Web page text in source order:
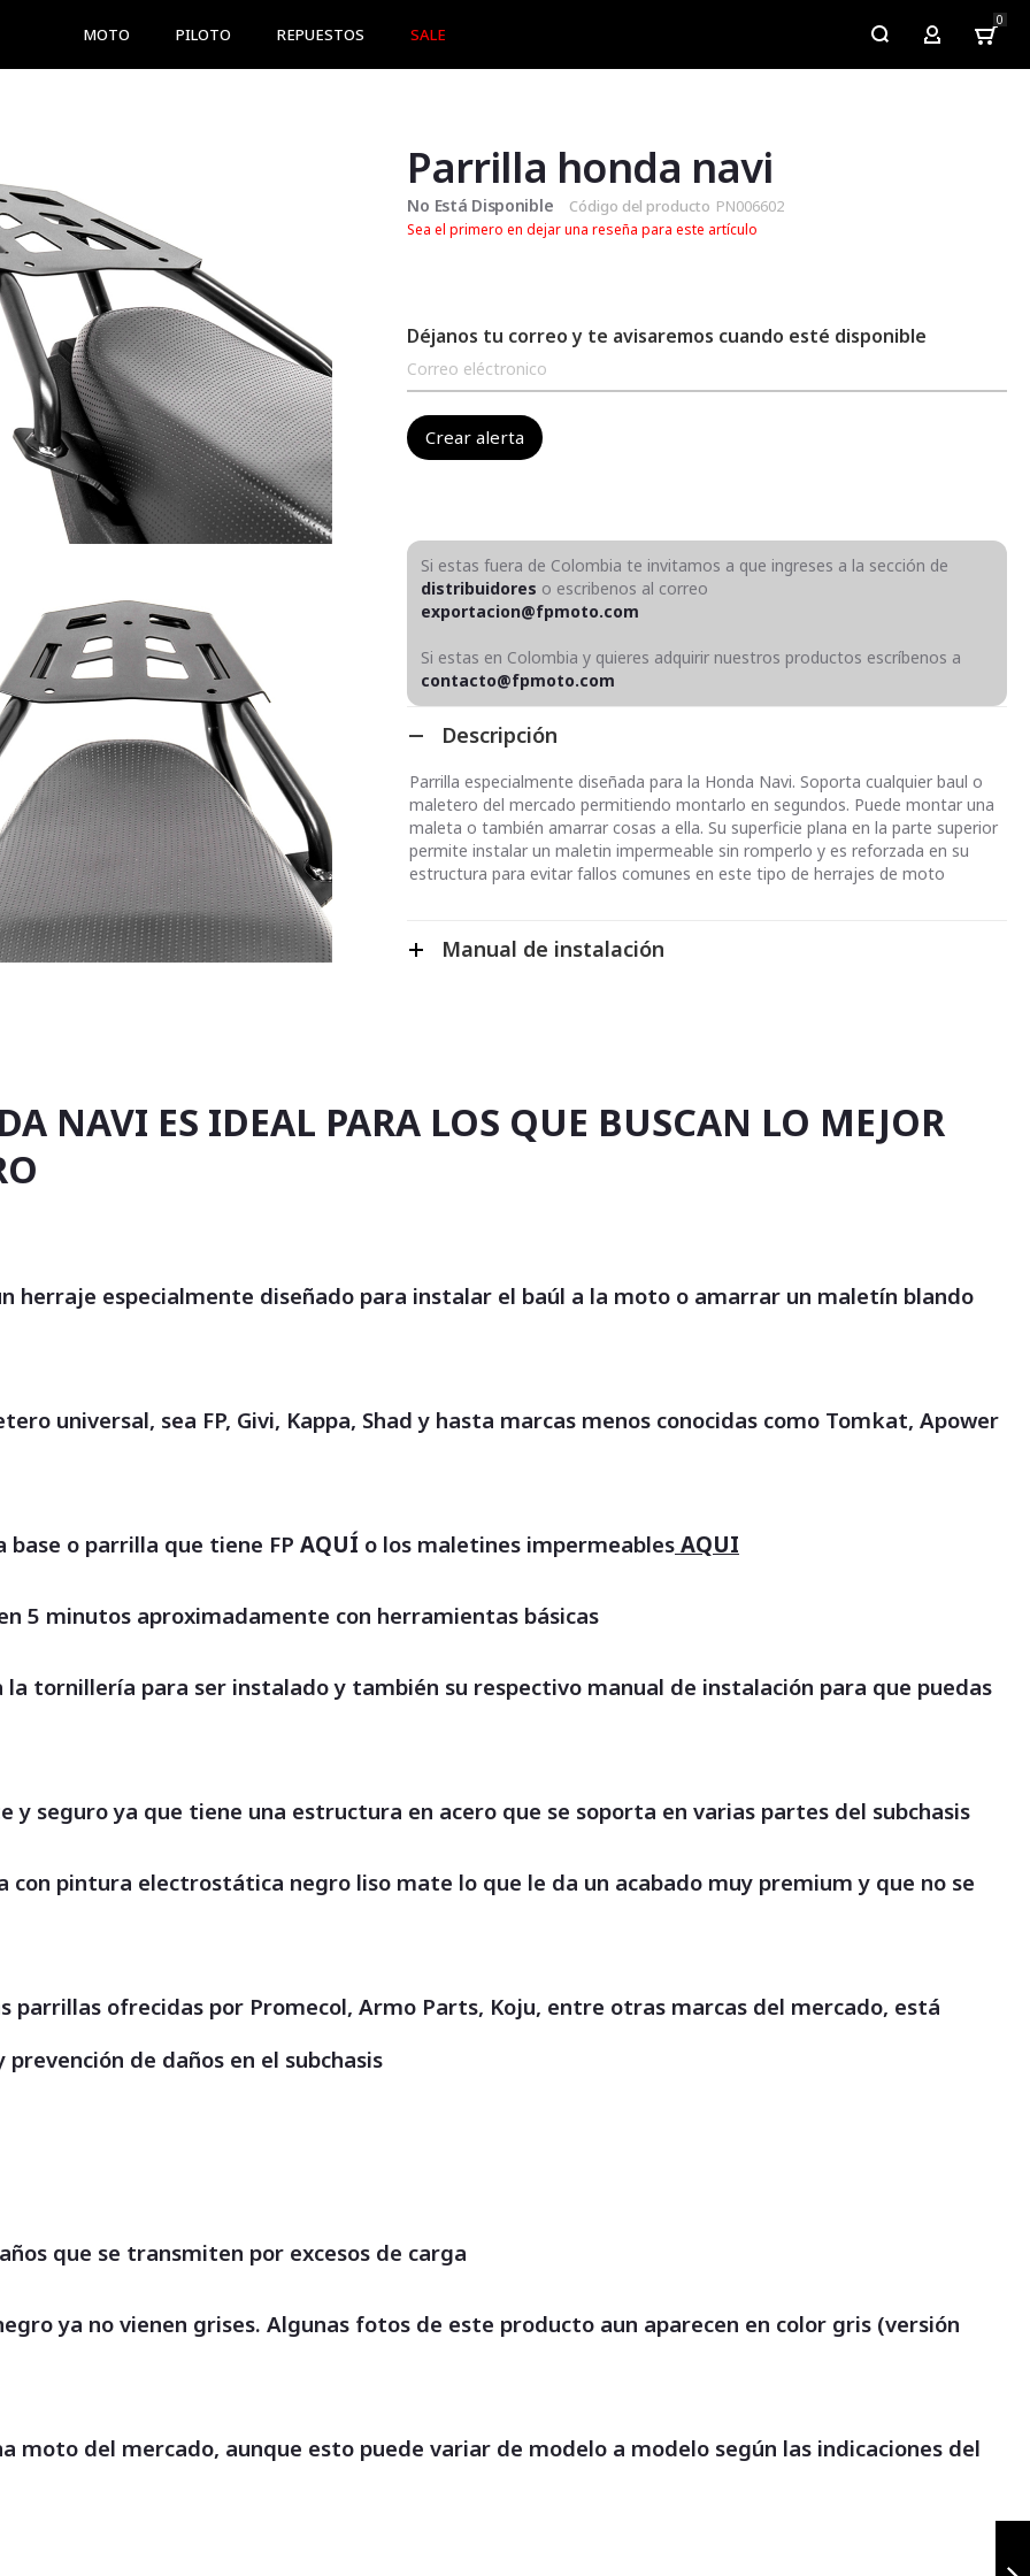
MOTO PILOTO REPUESTOS SALE My Account
0
Parrilla honda navi
No Está Disponible Código del producto PN006602
Sea el primero en dejar una reseña para este artículo
Déjanos tu correo y te avisaremos cuando esté disponible
Si estas fuera de Colombia te invitamos a que ingreses a la sección de
distribuidores o escribenos al correo
exportacion@fpmoto.com
Si estas en Colombia y quieres adquirir nuestros productos escríbenos a
contacto@fpmoto.com
Descripción
Parrilla especialmente diseñada para la Honda Navi. Soporta cualquier baul o
maletero del mercado permitiendo montarlo en segundos. Puede montar una
maleta o también amarrar cosas a ella. Su superficie plana en la parte superior
permite instalar un maletin impermeable sin romperlo y es reforzada en su
estructura para evitar fallos comunes en este tipo de herrajes de moto
Manual de instalación
NAVI ES IDEAL PARA LOS QUE BUSCAN LO MEJOR
herraje especialmente diseñado para instalar el baúl a la moto o amarrar un maletín blando
universal, sea FP, Givi, Kappa, Shad y hasta marcas menos conocidas como Tomkat, Apower
o parrilla que tiene FP AQUÍ o los maletines impermeables AQUI
5 minutos aproximadamente con herramientas básicas
tornillería para ser instalado y también su respectivo manual de instalación para que puedas
seguro ya que tiene una estructura en acero que se soporta en varias partes del subchasis
pintura electrostática negro liso mate lo que le da un acabado muy premium y que no se
parrillas ofrecidas por Promecol, Armo Parts, Koju, entre otras marcas del mercado, está
de daños en el subchasis
que se transmiten por excesos de carga
ya no vienen grises. Algunas fotos de este producto aun aparecen en color gris (versión
moto del mercado, aunque esto puede variar de modelo a modelo según las indicaciones del